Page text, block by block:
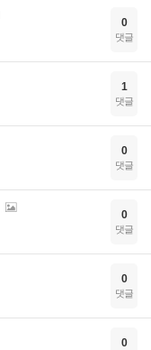
0
댓글
1
댓글
0
댓글
0
댓글
0
댓글
0